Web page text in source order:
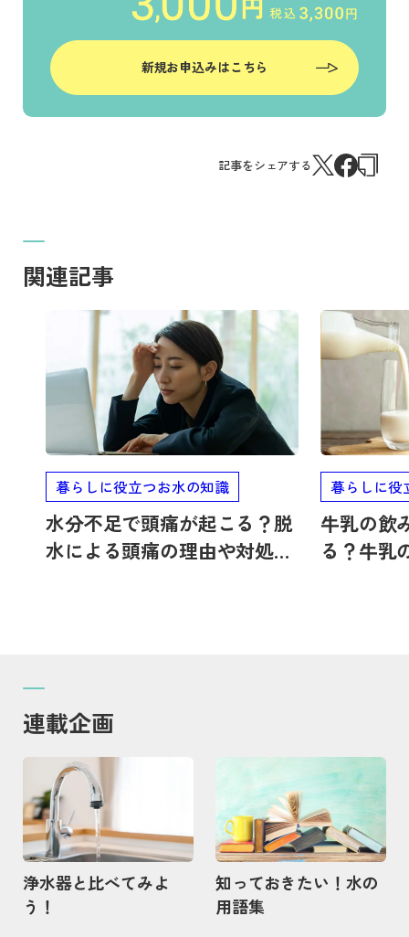
新規お申込みはこちら
記事をシェアする
関連記事
暮らしに役立つお水の知識
水分不足で頭痛が起こる？脱
水による頭痛の理由や対処
記事を読む
暮らしに役
牛乳の飲
る？牛乳
記事を読む
連載企画
浄水器と比べてみよ
う！
記事を読む
知っておきたい！水の
用語集